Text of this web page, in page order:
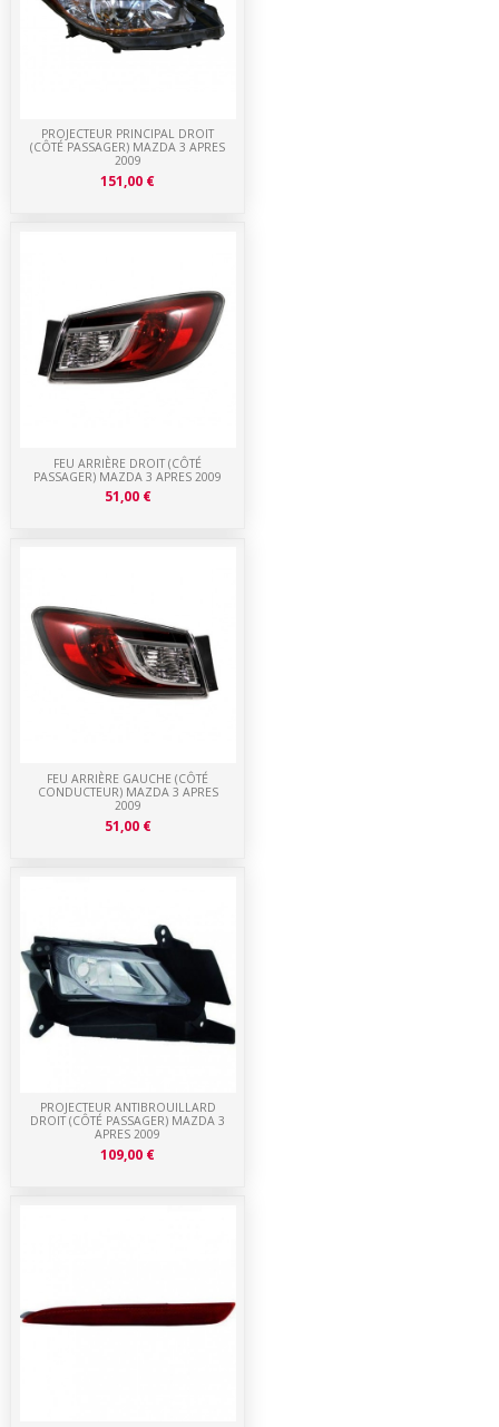
PROJECTEUR ANTIBROUILLARD
DROIT (CÔTÉ PASSAGER) MAZDA 3
APRES 2009
109,00 €
FEU ARRIÈRE GAUCHE (CÔTÉ
CONDUCTEUR) MAZDA 3 APRES
2009
51,00 €
FEU ARRIÈRE DROIT (CÔTÉ
PASSAGER) MAZDA 3 APRES 2009
51,00 €
PROJECTEUR PRINCIPAL DROIT
(CÔTÉ PASSAGER) MAZDA 3 APRES
2009
151,00 €